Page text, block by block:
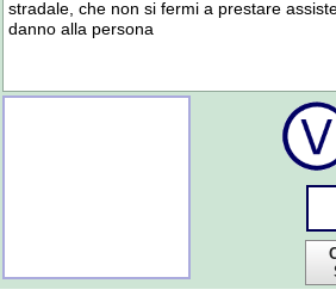
stradale, che non si fermi a prestare
danno alla persona